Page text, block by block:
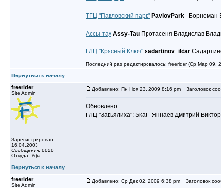
ТГЦ "Павловский парк" PavlovPark - Борнеман
Ассы-тау Assy-Tau Протасеня Владислав
ГЛЦ "Красный Ключ" sadartinov_ildar
Последний раз редактировалось: freerider (Ср Мар 09,
Вернуться к началу
freerider
Site Admin
Зарегистрирован:
16.04.2003
Сообщения: 8828
Откуда: Уфа
Добавлено: Пн Ноя 23, 2009 8:16 pm Заголовок
Обновлено:
ГЛЦ "Завьялиха": Skat - Яннаев Дмитрий
Вернуться к началу
freerider
Site Admin
Добавлено: Ср Дек 02, 2009 6:38 pm Заголовок